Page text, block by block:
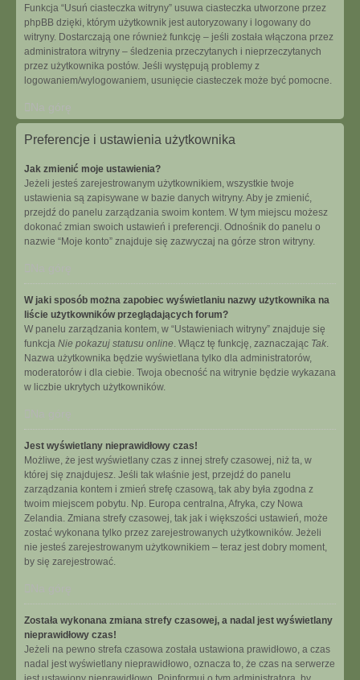
Funkcja “Usuń ciasteczka witryny” usuwa ciasteczka utworzone przez
phpBB dzięki, którym użytkownik jest autoryzowany i logowany do
witryny. Dostarczają one również funkcję – jeśli została włączona przez
administratora witryny – śledzenia przeczytanych i nieprzeczytanych
przez użytkownika postów. Jeśli występują problemy z
logowaniem/wylogowaniem, usunięcie ciasteczek może być pomocne.
Na górę
Preferencje i ustawienia użytkownika
Jak zmienić moje ustawienia?
Jeżeli jesteś zarejestrowanym użytkownikiem, wszystkie twoje
ustawienia są zapisywane w bazie danych witryny. Aby je zmienić,
przejdź do panelu zarządzania swoim kontem. W tym miejscu możesz
dokonać zmian swoich ustawień i preferencji. Odnośnik do panelu o
nazwie “Moje konto” znajduje się zazwyczaj na górze stron witryny.
W jaki sposób można zapobiec wyświetlaniu nazwy użytkownika na
liście użytkowników przeglądających forum?
W panelu zarządzania kontem, w “Ustawieniach witryny” znajduje się
funkcja Nie pokazuj statusu online. Włącz tę funkcję, zaznaczając Tak.
Nazwa użytkownika będzie wyświetlana tylko dla administratorów,
moderatorów i dla ciebie. Twoja obecność na witrynie będzie wykazana
w liczbie ukrytych użytkowników.
Jest wyświetlany nieprawidłowy czas!
Możliwe, że jest wyświetlany czas z innej strefy czasowej, niż ta, w
której się znajdujesz. Jeśli tak właśnie jest, przejdź do panelu
zarządzania kontem i zmień strefę czasową, tak aby była zgodna z
twoim miejscem pobytu. Np. Europa centralna, Afryka, czy Nowa
Zelandia. Zmiana strefy czasowej, tak jak i większości ustawień, może
zostać wykonana tylko przez zarejestrowanych użytkowników. Jeżeli
nie jesteś zarejestrowanym użytkownikiem – teraz jest dobry moment,
by się zarejestrować.
Została wykonana zmiana strefy czasowej, a nadal jest wyświetlany
nieprawidłowy czas!
Jeżeli na pewno strefa czasowa została ustawiona prawidłowo, a czas
nadal jest wyświetlany nieprawidłowo, oznacza to, że czas na serwerze